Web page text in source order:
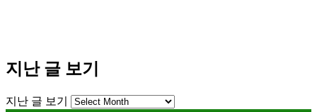
지난 글 보기
지난 글 보기